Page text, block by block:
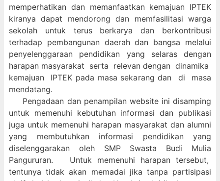
memperhatikan dan memanfaatkan kemajuan IPTEK
kiranya dapat mendorong dan memfasilitasi warga
sekolah untuk terus berkarya dan berkontribusi
terhadap pembangunan daerah dan bangsa melalui
penyelenggaraan pendidikan yang selaras dengan
harapan masyarakat serta relevan dengan dinamika
kemajuan IPTEK pada masa sekarang dan di masa
mendatang.
Pengadaan dan penampilan website ini disamping
untuk memenuhi kebutuhan informasi dan publikasi
juga untuk memenuhi harapan masyarakat dan alumni
yang membutuhkan informasi pendidikan yang
diselenggarakan oleh SMP Swasta Budi Mulia
Pangururan. Untuk memenuhi harapan tersebut,
tentunya tidak akan memadai jika tanpa partisipasi